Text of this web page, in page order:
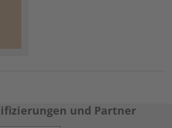
und Partner